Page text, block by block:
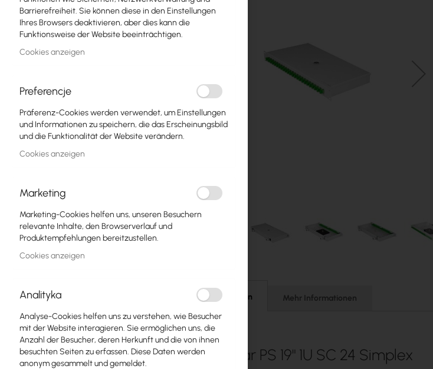
WiFi & SOHO
Antennas
Switch
Zugangspunkte
Koaxialkabel
Power Supply
GPON
LAN-Kabel
LAN-Router
MikroTik-Lizenzen
Überwachung, Smart Home IoT
der
springen
Einzelheiten Mehr Informationen
Mantar PS 19" 1U SC 24 Simplex
Barrierefreiheit. Sie können diese in den Einstellungen
Ihres Browsers deaktivieren, aber dies kann die
Funktionsweise der Website beeinträchtigen.
Cookies anzeigen
Preferencje
Präferenz-Cookies werden verwendet, um Einstellungen
und Informationen zu speichern, die das Erscheinungsbild
und die Funktionalität der Website verändern.
Cookies anzeigen
Marketing
Marketing-Cookies helfen uns, unseren Besuchern
relevante Inhalte, den Browserverlauf und
Produktempfehlungen bereitzustellen.
Cookies anzeigen
Analityka
Analyse-Cookies helfen uns zu verstehen, wie Besucher
mit der Website interagieren. Sie ermöglichen uns, die
Anzahl der Besucher, deren Herkunft und die von ihnen
besuchten Seiten zu erfassen. Diese Daten werden
anonym gesammelt und gemeldet.